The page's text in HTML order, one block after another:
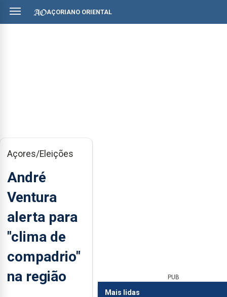
AÇORIANO ORIENTAL
Açores/Eleições
André
Ventura
alerta para
"clima de
compadrio"
na região
PUB
Mais lidas